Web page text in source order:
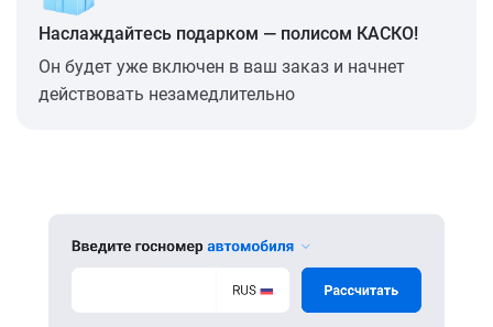
Наслаждайтесь подарком — полисом КАСКО!
Он будет уже включен в ваш заказ и начнет
действовать незамедлительно